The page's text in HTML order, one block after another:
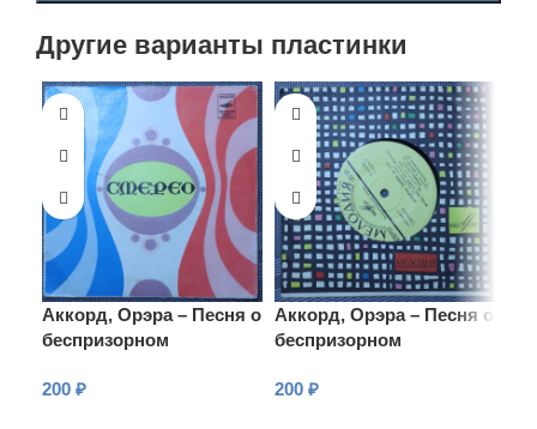
Другие варианты пластинки
Аккорд, Орэра – Песня о
беспризорном
200 ₽
Аккорд, Орэра – Песня о
беспризорном
200 ₽